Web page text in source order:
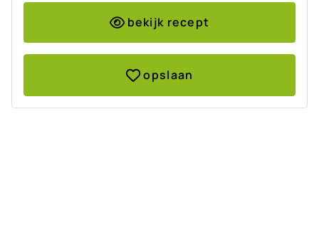
bekijk recept
opslaan